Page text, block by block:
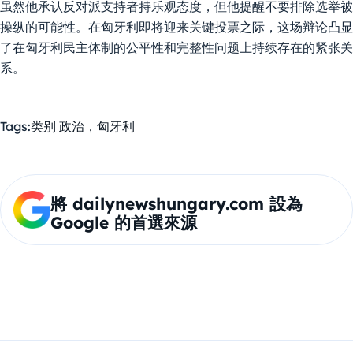
虽然他承认反对派支持者持乐观态度，但他提醒不要排除选举被
操纵的可能性。在匈牙利即将迎来关键投票之际，这场辩论凸显
了在匈牙利民主体制的公平性和完整性问题上持续存在的紧张关
系。
Tags:类别 政治，匈牙利
將 dailynewshungary.com 設為
Google 的首選來源